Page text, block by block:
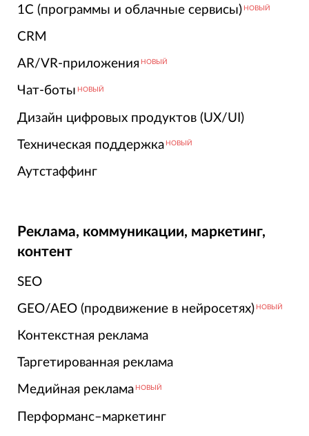
1С (программы и облачные сервисы) НОВЫЙ
CRM
AR/VR-приложения НОВЫЙ
Чат-боты НОВЫЙ
Дизайн цифровых продуктов (UX/UI)
Техническая поддержка НОВЫЙ
Аутстаффинг
Реклама, коммуникации, маркетинг,
контент
SEO
GEO/AEO (продвижение в нейросетях) НОВЫЙ
Контекстная реклама
Таргетированная реклама
Медийная реклама НОВЫЙ
Перформанс–маркетинг